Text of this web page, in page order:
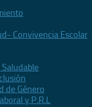
Convivencia Escolar
de Género
y P.R.L